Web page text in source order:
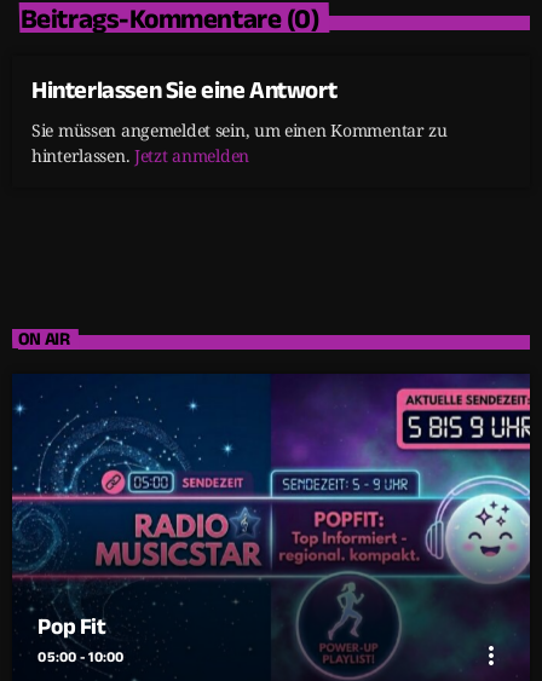
Beitrags-Kommentare (0)
Hinterlassen Sie eine Antwort
Sie müssen angemeldet sein, um einen Kommentar zu
hinterlassen. Jetzt anmelden
ON AIR
Pop Fit
05:00 - 10:00 more_vert